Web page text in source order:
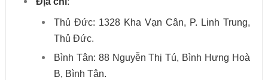
Thủ Đức: 1328 Kha Vạn Cân, P. Linh Trung,
Thủ Đức.
Bình Tân: 88 Nguyễn Thị Tú, Bình Hưng Hoà
B, Bình Tân.